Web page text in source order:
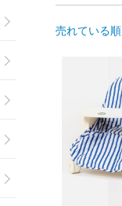
売れている順